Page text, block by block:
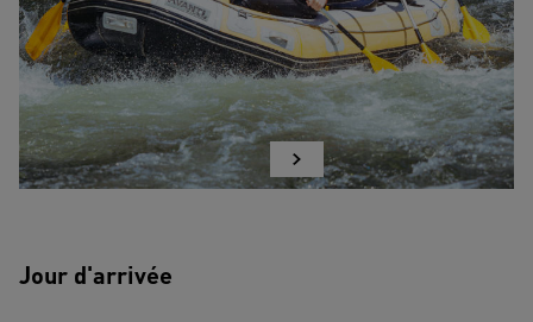
Jour d'arrivée